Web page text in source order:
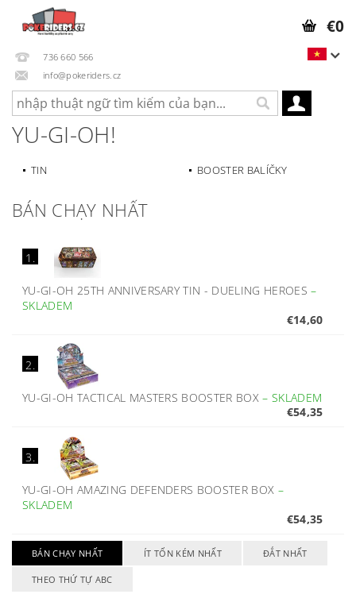
736 660 566
info@pokeriders.cz
€0
YU-GI-OH!
TIN BOOSTER BALÍČKY
BÁN CHẠY NHẤT
1.
YU-GI-OH 25TH ANNIVERSARY TIN - DUELING HEROES–
SKLADEM
€14,60
2.
YU-GI-OH TACTICAL MASTERS BOOSTER BOX– SKLADEM
€54,35
3.
YU-GI-OH AMAZING DEFENDERS BOOSTER BOX –
SKLADEM
€54,35
BÁN CHẠY NHẤT ÍT TỐN KÉM NHẤT ĐẮT NHẤT
THEO THỨ TỰ ABC